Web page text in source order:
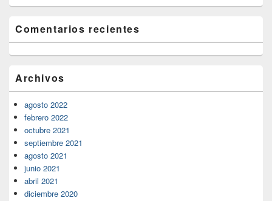
Comentarios recientes
Archivos
agosto 2022
febrero 2022
octubre 2021
septiembre 2021
agosto 2021
junio 2021
abril 2021
diciembre 2020